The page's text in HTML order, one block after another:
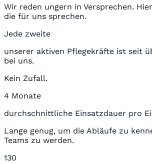
Wir reden ungern in Versprechen.
die für uns sprechen.
Jede zweite
unserer aktiven Pflegekräfte ist seit
bei uns.
Kein Zufall.
4 Monate
durchschnittliche Einsatzdauer pro
Lange genug, um die Abläufe zu
Teams zu werden.
130